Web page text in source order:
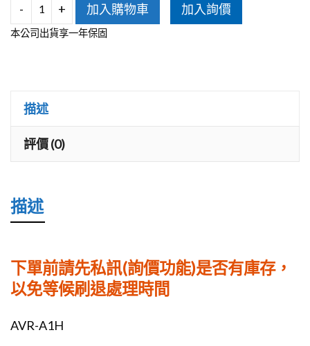
-
DENON
AVR-
道
機
數
+ 加入購物車 加入詢價
本公司出貨享一年保固
描述
評價 (0)
描述
下單前請先私訊(詢價功能)是否有庫存，
以免等候刷退處理時間
AVR-A1H